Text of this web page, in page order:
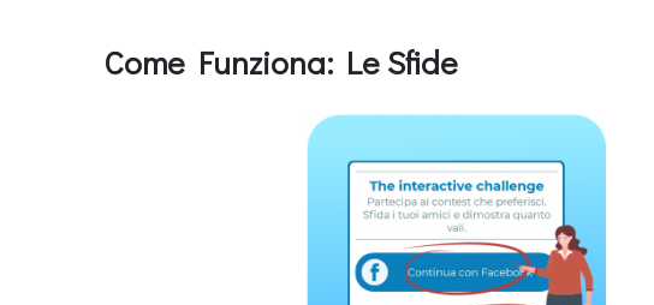
Come Funziona: Le Sfide